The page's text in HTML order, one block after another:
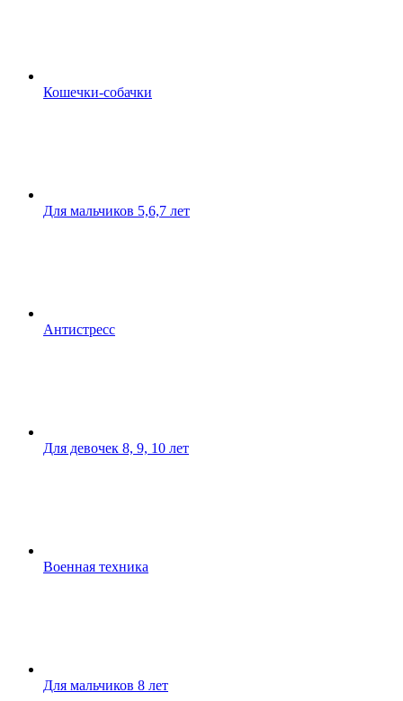
Кошечки-собачки
Для мальчиков 5,6,7 лет
Антистресс
Для девочек 8, 9, 10 лет
Военная техника
Для мальчиков 8 лет